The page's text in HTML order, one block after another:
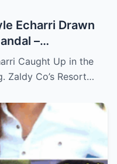
Echarri Drawn
–
What’s Really
Caught Up in the
Zaldy Co’s Resort…